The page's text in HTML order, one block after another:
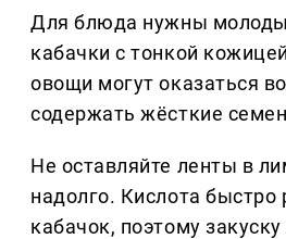
Для блюда нужны
кабачки с тонкой
овощи могут оказаться
содержать жёсткие
Не оставляйте ленты в
надолго. Кислота быстро
кабачок, поэтому